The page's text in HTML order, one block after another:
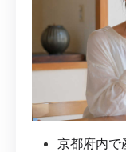
京都府内で